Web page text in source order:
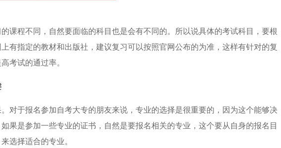
课程不同，自然要面临的科目也是会有不同的。所以说具体的考试科目，要根
有指定的教材和出版社，建议复习可以按照官网公布的为准，这样有针对的复
考试的通过率。
对于报名参加自考大专的朋友来说，专业的选择是很重要的，因为这个能够决
果是参加一些专业的证书，自然是要报名相关的专业，这个要从自身的报名目
选择适合的专业。